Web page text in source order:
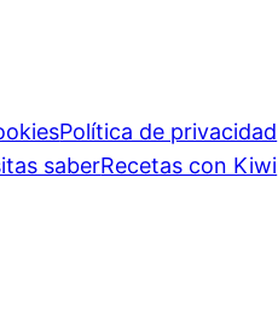
Política de privacidad
saberRecetas con Kiwi